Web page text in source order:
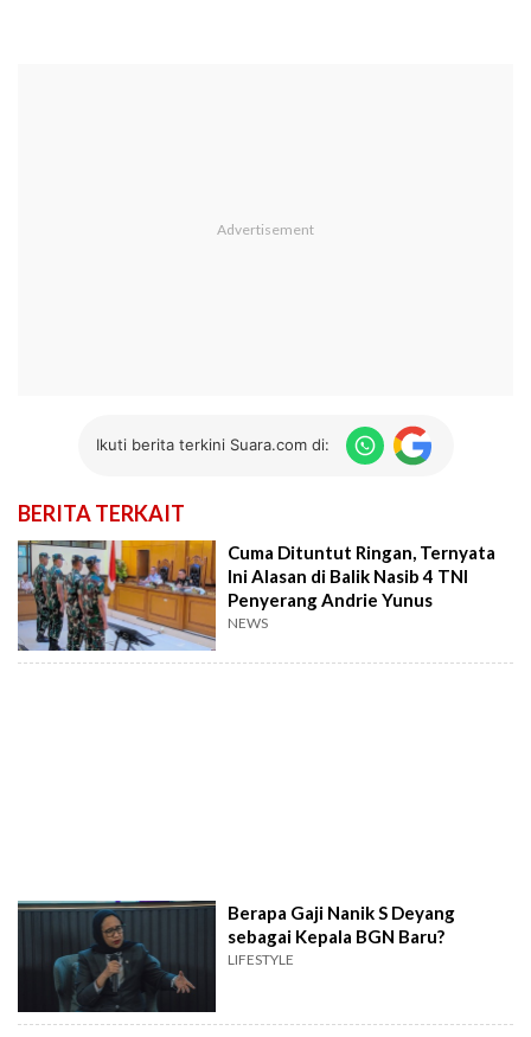
Ikuti berita terkini Suara.com di:
BERITA TERKAIT
Cuma Dituntut Ringan, Ternyata
Ini Alasan di Balik Nasib 4 TNI
Penyerang Andrie Yunus
NEWS
Berapa Gaji Nanik S Deyang
sebagai Kepala BGN Baru?
LIFESTYLE